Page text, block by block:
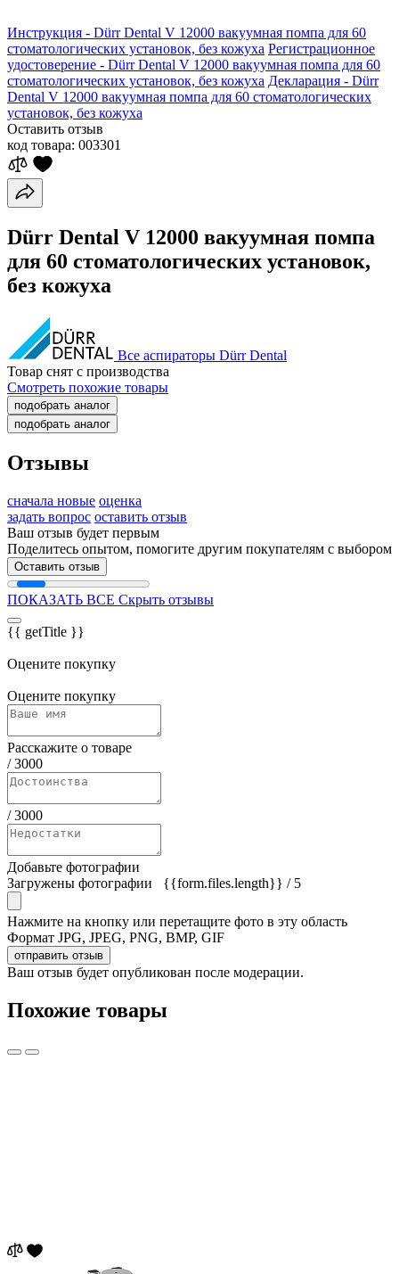
Инструкция - Dürr Dental V 12000 вакуумная помпа для 60
стоматологических установок, без кожуха Регистрационное
удостоверение - Dürr Dental V 12000 вакуумная помпа для 60
стоматологических установок, без кожуха Декларация - Dürr
Dental V 12000 вакуумная помпа для 60 стоматологических
установок, без кожуха
Оставить отзыв
код товара: 003301
Dürr Dental V 12000 вакуумная помпа
для 60 стоматологических установок,
без кожуха
Все аспираторы Dürr Dental
Товар снят с производства
Смотреть похожие товары
подобрать аналог
подобрать аналог
Отзывы
сначала новые оценка
задать вопрос оставить отзыв
Ваш отзыв будет первым
Поделитесь опытом, помогите другим покупателям с выбором
Оставить отзыв
ПОКАЗАТЬ ВСЕ Скрыть отзывы
{{ getTitle }}
Оцените покупку
Оцените покупку
Расскажите о товаре
/3000
/3000
Добавьте фотографии
Загружены фотографии
{{form.files.length}} / 5
Нажмите на кнопку или перетащите фото в эту область
Формат JPG, JPEG, PNG, BMP, GIF
отправить отзыв
Ваш отзыв будет опубликован после модерации.
Похожие товары